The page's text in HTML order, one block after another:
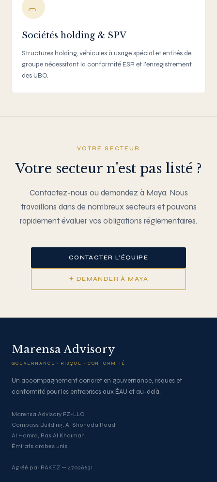
Sociétés holding & SPV
Structures holding, véhicules à usage spécial et entités de
groupe nécessitant la conformité ESR et l'enregistrement
des UBO.
VOTRE SECTEUR
Votre secteur n'est pas listé ?
Contactez-nous ou demandez à Maya. Nous
travaillons dans de nombreux secteurs et pouvons
rapidement évaluer vos obligations réglementaires.
CONTACTER L'ÉQUIPE
✦ DEMANDER À MAYA
Marensa Advisory
GOUVERNANCE · RISQUE · CONFORMITÉ
Un accompagnement concret en gouvernance, risques et
conformité pour les entreprises aux ÉAU et au-delà.
Marensa Advisory FZ-LLC
Compass Building, Al Shohada Road
Al Hamra, Ras Al Khaïmah
Émirats arabes unis
Agréé par RAKEZ — 47026631